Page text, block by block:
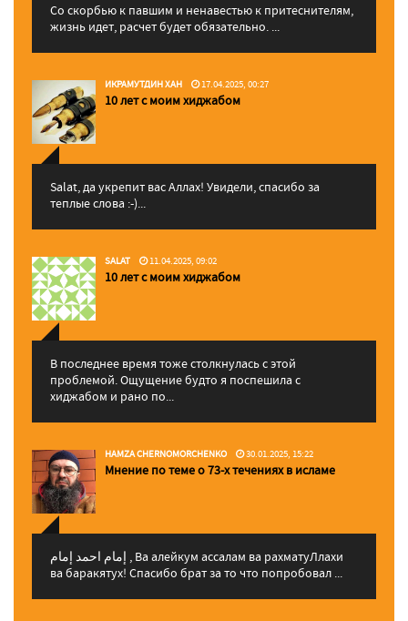
Со скорбью к павшим и ненавестью к притеснителям,
жизнь идет, расчет будет обязательно. ...
ИКРАМУТДИН ХАН 17.04.2025, 00:27
10 лет с моим хиджабом
Salat, да укрепит вас Аллаx! Увидели, спасибо за
теплые слова :-)...
SALAT 11.04.2025, 09:02
10 лет с моим хиджабом
В последнее время тоже столкнулась с этой
проблемой. Ощущение будто я поспешила с
хиджабом и рано по...
HAMZA CHERNOMORCHENKO 30.01.2025, 15:22
Мнение по теме о 73-х течениях в исламе
إمام احمد إمام , Ва алейкум ассалам ва рахматуЛлахи
ва баракятух! Спасибо брат за то что попробовал ...